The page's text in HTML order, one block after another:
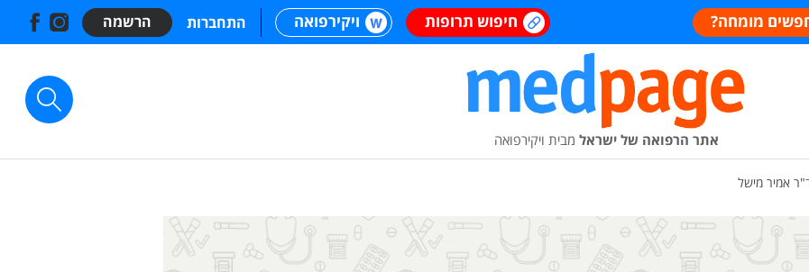
מומחה? חיפוש תרופות ויקירפואה התחברות הרשמה
אתר הרפואה של ישראל מבית ויקירפואה
אמיר מישל